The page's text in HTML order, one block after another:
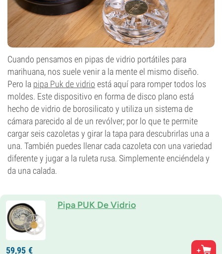
Cuando pensamos en pipas de vidrio portátiles para
marihuana, nos suele venir a la mente el mismo diseño.
Pero la pipa Puk de vidrio está aquí para romper todos los
moldes. Este dispositivo en forma de disco plano está
hecho de vidrio de borosilicato y utiliza un sistema de
cámara parecido al de un revólver; por lo que te permite
cargar seis cazoletas y girar la tapa para descubrirlas una a
una. También puedes llenar cada cazoleta con una variedad
diferente y jugar a la ruleta rusa. Simplemente enciéndela y
da una calada.
Pipa PUK De Vidrio
59,95 €